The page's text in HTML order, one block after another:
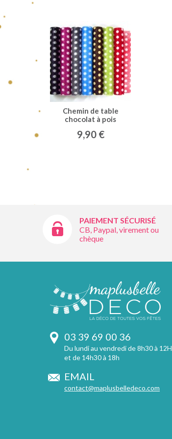
Chemin de table
chocolat à pois
9,90 €
PAIEMENT SÉCURISÉ
CB, Paypal, virement ou
chèque
03 39 69 00 36
Du lundi au vendredi de 8h30 à 12H
et de 14h30 à 18h
EMAIL
contact@maplusbelledeco.com